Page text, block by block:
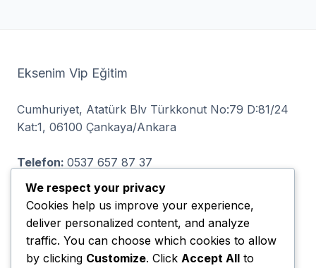
Eksenim Vip Eğitim
Cumhuriyet, Atatürk Blv Türkkonut No:79 D:81/24
Kat:1, 06100 Çankaya/Ankara
Telefon: 0537 657 87 37
ODTÜLÜLER VİP EĞİTİM LTD ŞTİ, Demetevler,
İvedik Cd. No:93 D:46, 06200 Yenimahalle/Ankara
We respect your privacy
Cookies help us improve your experience,
deliver personalized content, and analyze
traffic. You can choose which cookies to allow
by clicking Customize. Click Accept All to